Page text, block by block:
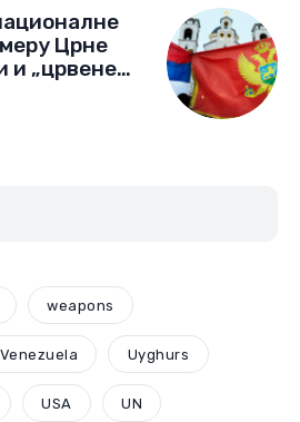
Црне
и „црвене
weapons
Venezuela Uyghurs
USA UN